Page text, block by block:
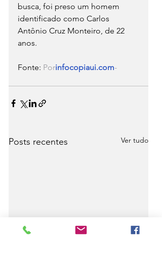
busca, foi preso um homem
identificado como Carlos
Antônio Cruz Monteiro, de 22
anos.
Fonte: Porinfocopiaui.com-
Posts recentes Ver tudo